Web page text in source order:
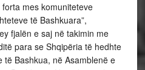
mes komuniteteve
të Bashkuara”,
fjalën e saj në takimin me
para se Shqipëria të hedhte
të Bashkua, në Asamblenë e